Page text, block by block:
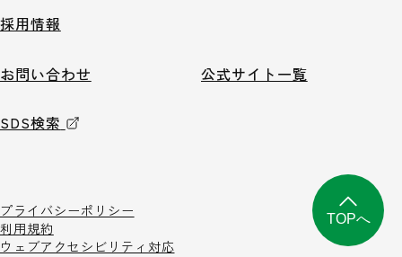
採用情報
お問い合わせ 公式サイト一覧
SDS検索
プライバシーポリシー
利用規約
ウェブアクセシビリティ対応
TOPへ